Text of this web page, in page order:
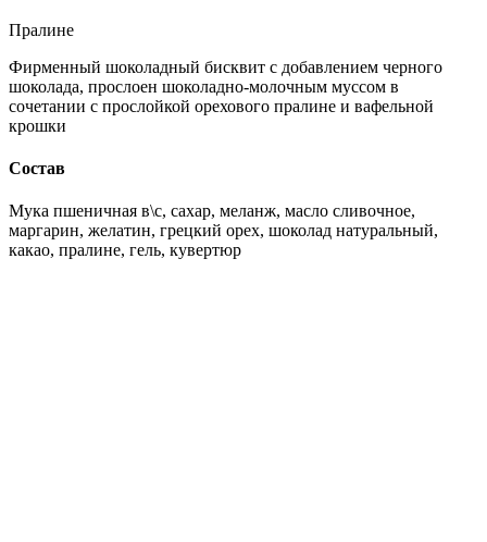
Пралине
Фирменный шоколадный бисквит с добавлением черного
шоколада, прослоен шоколадно-молочным муссом в
сочетании с прослойкой орехового пралине и вафельной
крошки
Состав
Мука пшеничная в\с, сахар, меланж, масло сливочное,
маргарин, желатин, грецкий орех, шоколад натуральный,
какао, пралине, гель, кувертюр